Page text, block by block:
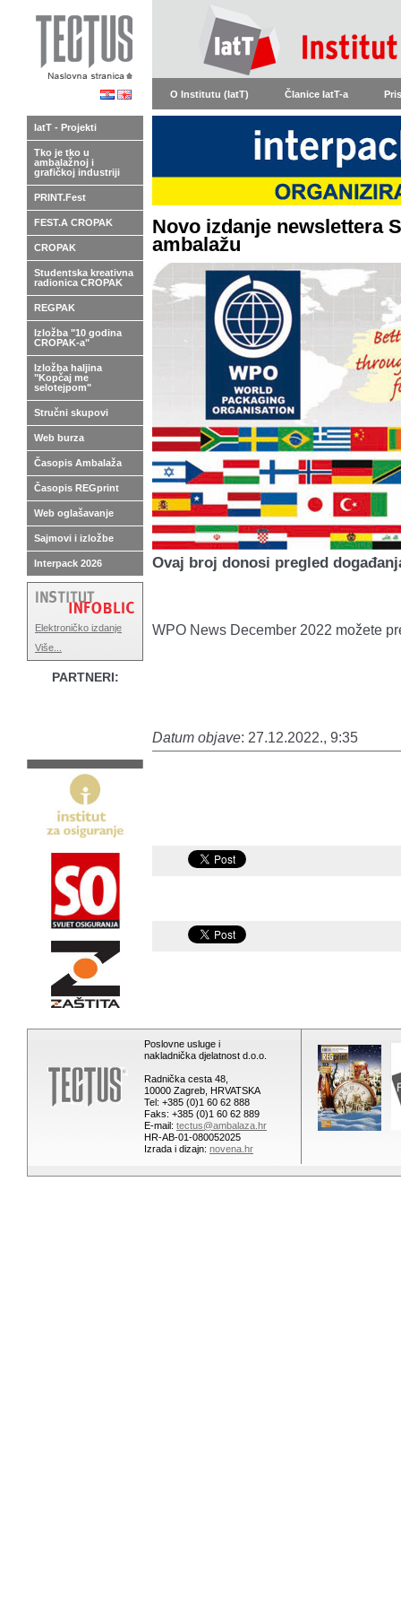
O Institutu (IatT) Članice IatT-a
Novo izdanje newslettera
ambalažu
Ovaj broj donosi pregled
WPO News December 2022 možete
Datum objave: 27.12.2022., 9:35
IatT - Projekti
Tko je tko u
ambalažnoj i
grafičkoj industriji
PRINT.Fest
FEST.A CROPAK
CROPAK
Studentska kreativna
radionica CROPAK
REGPAK
Izložba "10 godina
CROPAK-a"
Izložba haljina
"Kopčaj me
selotejpom"
Stručni skupovi
Web burza
Časopis Ambalaža
Časopis REGprint
Web oglašavanje
Sajmovi i izložbe
Interpack 2026
Elektroničko izdanje
Više...
PARTNERI:
Poslovne usluge i
nakladnička djelatnost d.o.o.
Radnička cesta 48,
10000 Zagreb, HRVATSKA
Tel: +385 (0)1 60 62 888
Faks: +385 (0)1 60 62 889
E-mail: tectus@ambalaza.hr
HR-AB-01-080052025
Izrada i dizajn: novena.hr